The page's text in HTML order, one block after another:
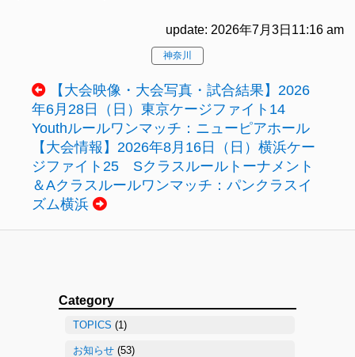
update: 2026年7月3日11:16 am
神奈川
【大会映像・大会写真・試合結果】2026
年6月28日（日）東京ケージファイト14
Youthルールワンマッチ：ニューピアホール
【大会情報】2026年8月16日（日）横浜ケー
ジファイト25 Sクラスルールトーナメント
＆Aクラスルールワンマッチ：パンクラスイ
ズム横浜
Category
TOPICS (1)
お知らせ (53)